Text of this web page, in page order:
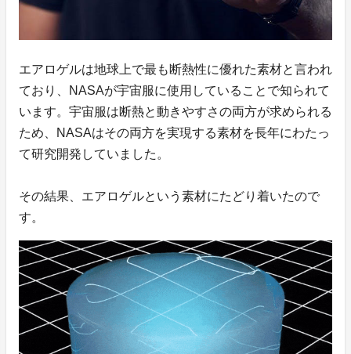
エアロゲルは地球上で最も断熱性に優れた素材と言われ
ており、NASAが宇宙服に使用していることで知られて
います。宇宙服は断熱と動きやすさの両方が求められる
ため、NASAはその両方を実現する素材を長年にわたっ
て研究開発していました。
その結果、エアロゲルという素材にたどり着いたので
す。